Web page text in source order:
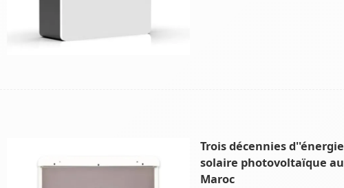
Trois décennies d''énergie
solaire photovoltaïque au
Maroc